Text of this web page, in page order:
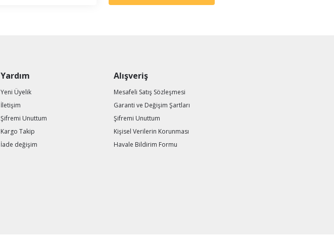
Yardım
Yeni Üyelik
İletişim
Şifremi Unuttum
Kargo Takip
İade değişim
Alışveriş
Mesafeli Satış Sözleşmesi
Garanti ve Değişim Şartları
Şifremi Unuttum
Kişisel Verilerin Korunması
Havale Bildirim Formu